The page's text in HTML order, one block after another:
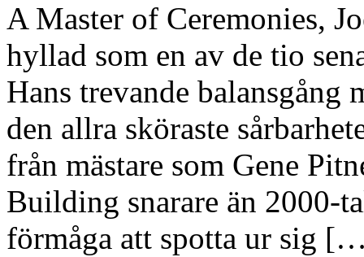
A Master of Ceremonies,
hyllad som en av de tio
Hans trevande balansgång
den allra sköraste
från mästare som Gene
Building snarare än 2000-
förmåga att spotta ur sig